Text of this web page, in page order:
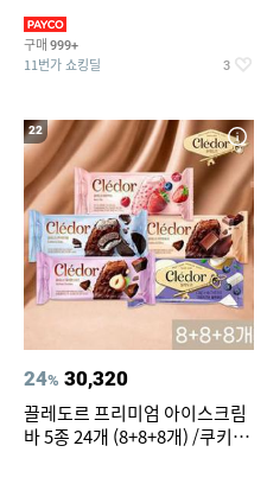
구매 999+
11번가 쇼킹딜 3
22
24% 30,320
끌레도르 프리미엄 아이스크림
바 5종 24개 (8+8+8개) /쿠키앤